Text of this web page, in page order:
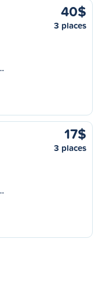
40$
3 places
17$
3 places